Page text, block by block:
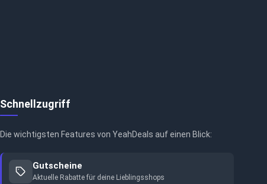
Schnellzugriff
Die wichtigsten Features von YeahDeals auf einen Blick:
Gutscheine
Aktuelle Rabatte für deine Lieblingsshops